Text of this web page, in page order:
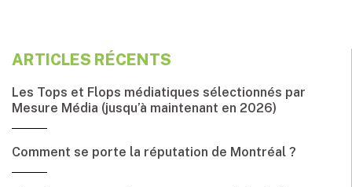
ARTICLES RÉCENTS
Les Tops et Flops médiatiques sélectionnés par
Mesure Média (jusqu’à maintenant en 2026)
Comment se porte la réputation de Montréal ?